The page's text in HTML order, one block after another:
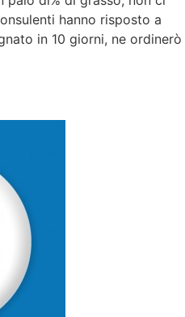
hanno risposto a
in 10 giorni, ne ordinerò